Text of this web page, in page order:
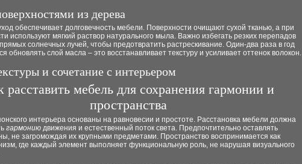
из дерева
обеспечивает долговечность мебели. Поверхности очищают сухой тканью, а при
используют мягкий раствор натурального мыла. Важно избегать резких перепадов
солнечных лучей, чтобы предотвратить растрескивание. Один-два раза в год
обновлять слой масла – это восстанавливает текстуру и усиливает оттенок волокон.
и сочетание с интерьером
расставить мебель для сохранения гармонии и
пространства
интерьера основаны на равновесии и простоте. Расстановка мебели должна
гармонию движения и естественный поток света. Предпочтительно оставлять
не загромождая их крупными предметами. Пространство воспринимается как
где каждый элемент выполняет функциональную роль, не нарушая визуального